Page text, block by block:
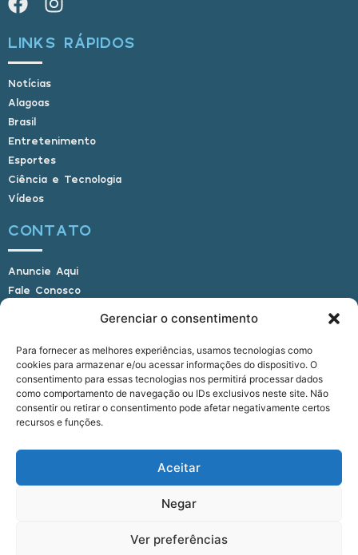
Gerenciar o consentimento
Para fornecer as melhores experiências, usamos tecnologias como
cookies para armazenar e/ou acessar informações do dispositivo. O
consentimento para essas tecnologias nos permitirá processar dados
como comportamento de navegação ou IDs exclusivos neste site. Não
consentir ou retirar o consentimento pode afetar negativamente certos
recursos e funções.
Aceitar
Negar
Ver preferências
LINKS RÁPIDOS
Notícias
Alagoas
Brasil
Entretenimento
Esportes
Ciência e Tecnologia
Vídeos
CONTATO
Anuncie Aqui
Fale Conosco
E-mail: alagoasbrasilnoticias@gmail.com
Telefone: (82) 9 9691-0391 (Whatsapp)
Responsável Técnico: Crysthyan Carlos
Rua do Sau - Centro - Anadia - AL - CEP:
© 2022 - 2026 Alagoas Brasil Notícias. Todos os
direitos reservados.
fiveagência